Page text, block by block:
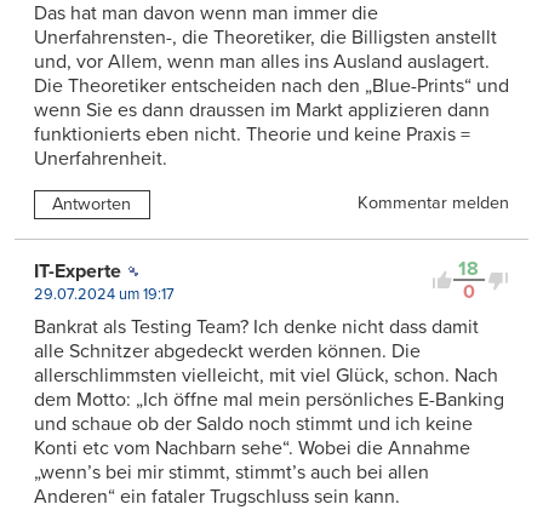
Das hat man davon wenn man immer die
Unerfahrensten-, die Theoretiker, die Billigsten anstellt
und, vor Allem, wenn man alles ins Ausland auslagert.
Die Theoretiker entscheiden nach den „Blue-Prints“ und
wenn Sie es dann draussen im Markt applizieren dann
funktionierts eben nicht. Theorie und keine Praxis =
Unerfahrenheit.
Antworten Kommentar melden
18
0
IT-Experte
29.07.2024 um 19:17
Bankrat als Testing Team? Ich denke nicht dass damit
alle Schnitzer abgedeckt werden können. Die
allerschlimmsten vielleicht, mit viel Glück, schon. Nach
dem Motto: „Ich öffne mal mein persönliches E-Banking
und schaue ob der Saldo noch stimmt und ich keine
Konti etc vom Nachbarn sehe“. Wobei die Annahme
„wenn’s bei mir stimmt, stimmt’s auch bei allen
Anderen“ ein fataler Trugschluss sein kann.